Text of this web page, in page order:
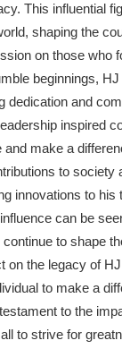
This influential
shaping the
on those who
beginnings,
dedication and
inspired
make a
to society
innovations to
can be
to shape
on the legacy of
to make a
to the
to strive for